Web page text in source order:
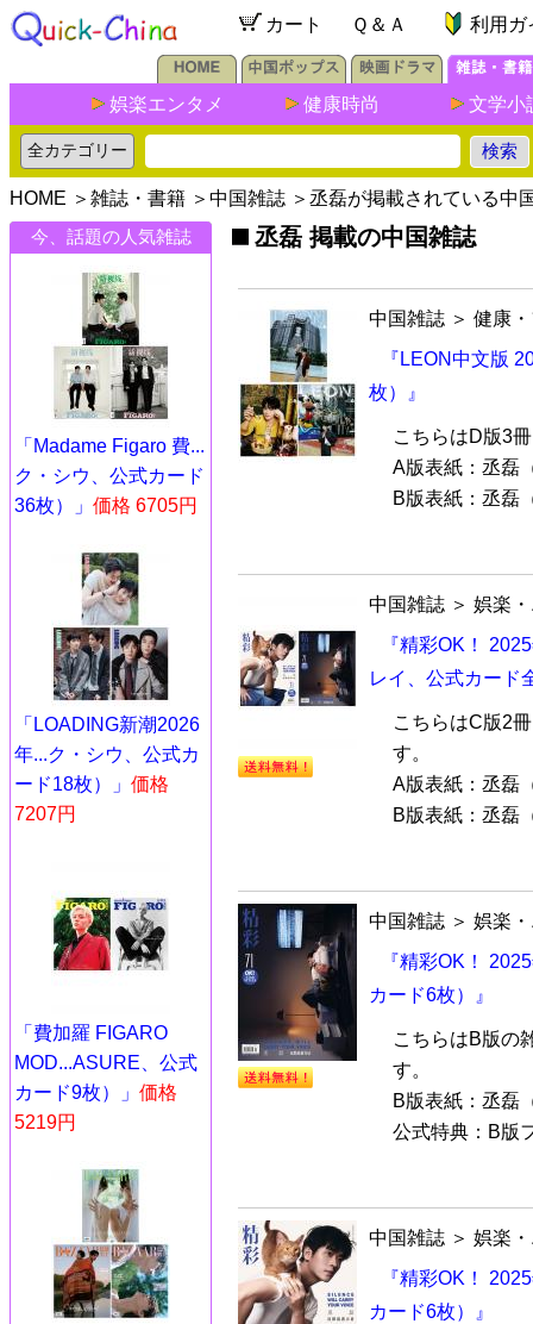
カート Ｑ＆Ａ 利用ガ
娯楽エンタメ 健康時尚 文学小
HOME ＞ 雑誌・書籍 ＞ 中国雑誌 ＞丞磊が掲載されている中
今、話題の人気雑誌
「Madame Figaro 費...
ク・シウ、公式カード
36枚）」 価格 6705円
「LOADING新潮2026
年...ク・シウ、公式カ
ード18枚）」 価格
7207円
「費加羅 FIGARO
MOD...ASURE、公式
カード9枚）」 価格
5219円
丞磊 掲載の中国雑誌
中国雑誌 ＞ 健康
『LEON中文版
枚）』
こちらはD版3
A版表紙：丞磊
B版表紙：丞磊
中国雑誌 ＞ 娯楽
『精彩OK！
レイ、公式カード
こちらはC版2
す。
A版表紙：丞磊
B版表紙：丞磊
中国雑誌 ＞ 娯楽
『精彩OK！
カード6枚）』
こちらはB版の
す。
B版表紙：丞磊
公式特典：B版
中国雑誌 ＞ 娯楽
『精彩OK！
カード6枚）』